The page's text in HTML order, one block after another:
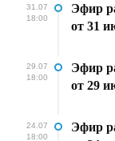
31.07
18:00
Эфир
от 31
29.07
18:00
Эфир
от 29
24.07
18:00
Эфир